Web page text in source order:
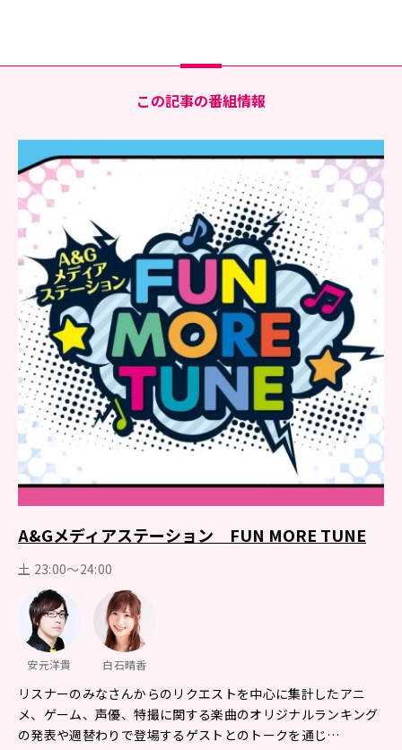
この記事の番組情報
A&Gメディアステーション FUN MORE TUNE
土 23:00～24:00
安元洋貴 白石晴香
リスナーのみなさんからのリクエストを中心に集計したアニ
メ、ゲーム、声優、特撮に関する楽曲のオリジナルランキング
の発表や週替わりで登場するゲストとのトークを通じ…